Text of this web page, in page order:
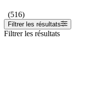
(516)
Filtrer les résultats
Filtrer les résultats